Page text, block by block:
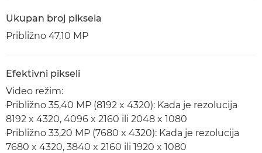
Ukupan broj piksela
Približno 47,10 MP
Efektivni pikseli
Video režim:
Približno 35,40 MP (8192 x 4320): Kada je rezolucija
8192 x 4320, 4096 x 2160 ili 2048 x 1080
Približno 33,20 MP (7680 x 4320): Kada je rezolucija
7680 x 4320, 3840 x 2160 ili 1920 x 1080